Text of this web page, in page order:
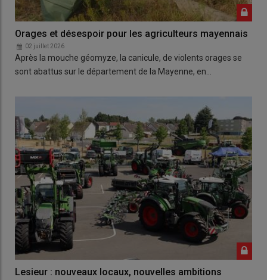
Orages et désespoir pour les agriculteurs mayennais
02 juillet 2026
Après la mouche géomyze, la canicule, de violents orages se
sont abattus sur le département de la Mayenne, en…
Lesieur : nouveaux locaux, nouvelles ambitions